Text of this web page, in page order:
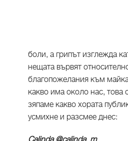
боли, а грипът изглежда
нещата вървят
благопожелания към
какво има около нас,
зяпаме какво хората
усмихне и разсмее днес: